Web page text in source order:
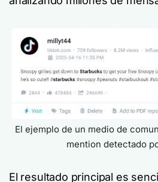
El ejemplo de un medio de
mention detectado
El resultado principal es